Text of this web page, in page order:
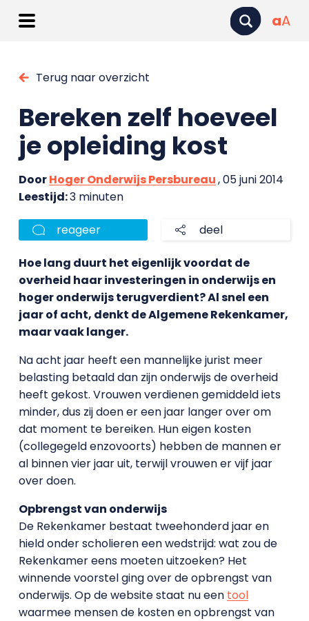
aA
Terug naar overzicht
Bereken zelf hoeveel
je opleiding kost
DoorHoger Onderwijs Persbureau, 05 juni 2014
Leestijd:3 minuten
reageer deel
Hoe lang duurt het eigenlijk voordat de
overheid haar investeringen in onderwijs en
hoger onderwijs terugverdient? Al snel een
jaar of acht, denkt de Algemene Rekenkamer,
maar vaak langer.
Na acht jaar heeft een mannelijke jurist meer
belasting betaald dan zijn onderwijs de overheid
heeft gekost. Vrouwen verdienen gemiddeld iets
minder, dus zij doen er een jaar langer over om
dat moment te bereiken. Hun eigen kosten
(collegegeld enzovoorts) hebben de mannen er
al binnen vier jaar uit, terwijl vrouwen er vijf jaar
over doen.
Opbrengst van onderwijs
De Rekenkamer bestaat tweehonderd jaar en
hield onder scholieren een wedstrijd: wat zou de
Rekenkamer eens moeten uitzoeken? Het
winnende voorstel ging over de opbrengst van
onderwijs. Op de website staat nu een tool
waarmee mensen de kosten en opbrengst van